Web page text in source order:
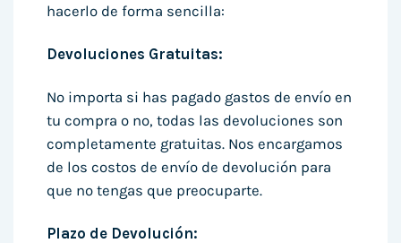
hacerlo de forma sencilla:
Devoluciones Gratuitas:
No importa si has pagado gastos de envío en
tu compra o no, todas las devoluciones son
completamente gratuitas. Nos encargamos
de los costos de envío de devolución para
que no tengas que preocuparte.
Plazo de Devolución: